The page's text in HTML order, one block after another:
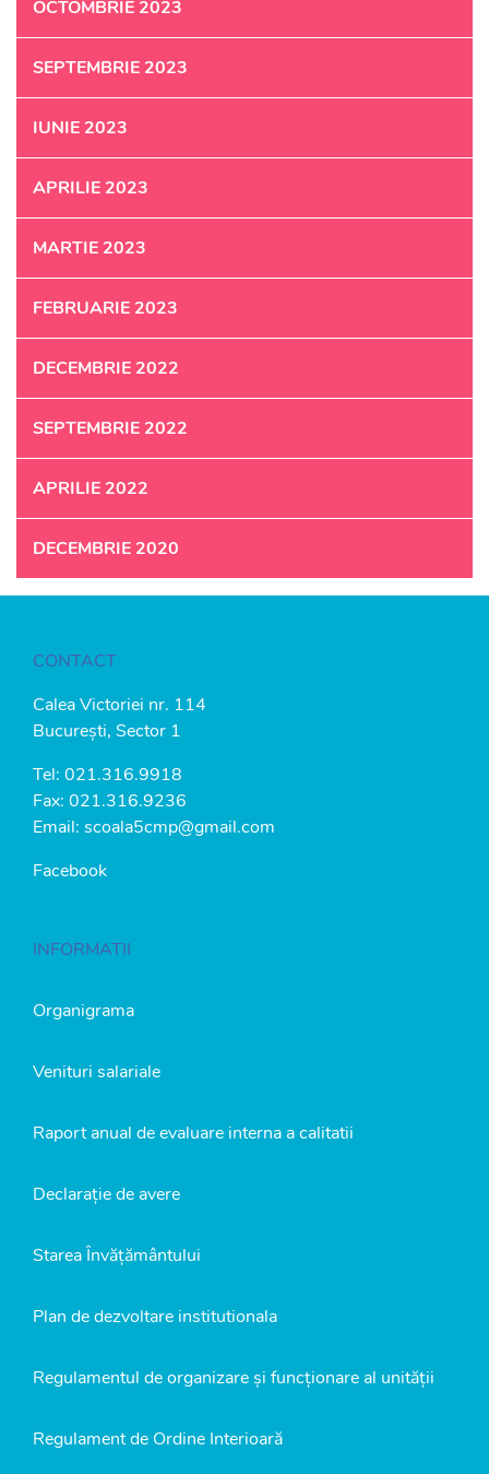
OCTOMBRIE 2023
SEPTEMBRIE 2023
IUNIE 2023
APRILIE 2023
MARTIE 2023
FEBRUARIE 2023
DECEMBRIE 2022
SEPTEMBRIE 2022
APRILIE 2022
DECEMBRIE 2020
CONTACT
Calea Victoriei nr. 114
București, Sector 1
Tel: 021.316.9918
Fax: 021.316.9236
Email: scoala5cmp@gmail.com
Facebook
INFORMATII
Organigrama
Venituri salariale
Raport anual de evaluare interna a calitatii
Declarație de avere
Starea Învățământului
Plan de dezvoltare institutionala
Regulamentul de organizare și funcționare al unității
Regulament de Ordine Interioară